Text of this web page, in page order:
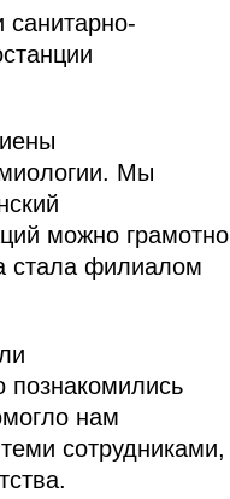
Мы
можно грамотно
стала филиалом
познакомились
нам
сотрудниками,